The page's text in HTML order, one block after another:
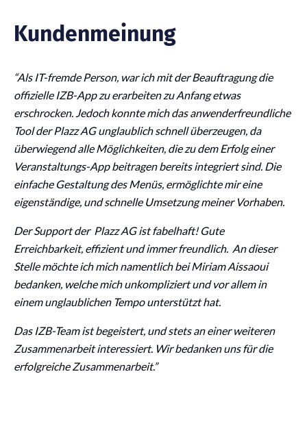
Kundenmeinung
“Als IT-fremde Person, war ich mit der Beauftragung die
offizielle IZB-App zu erarbeiten zu Anfang etwas
erschrocken. Jedoch konnte mich das anwenderfreundliche
Tool der Plazz AG unglaublich schnell überzeugen, da
überwiegend alle Möglichkeiten, die zu dem Erfolg einer
Veranstaltungs-App beitragen bereits integriert sind. Die
einfache Gestaltung des Menüs, ermöglichte mir eine
eigenständige, und schnelle Umsetzung meiner Vorhaben.
Der Support der Plazz AG ist fabelhaft! Gute
Erreichbarkeit, effizient und immer freundlich. An dieser
Stelle möchte ich mich namentlich bei Miriam Aissaoui
bedanken, welche mich unkompliziert und vor allem in
einem unglaublichen Tempo unterstützt hat.
Das IZB-Team ist begeistert, und stets an einer weiteren
Zusammenarbeit interessiert. Wir bedanken uns für die
erfolgreiche Zusammenarbeit.”